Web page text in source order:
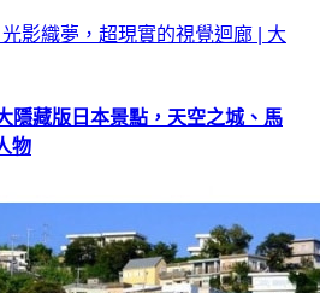
隱藏版日本景點，天空之城、馬
物